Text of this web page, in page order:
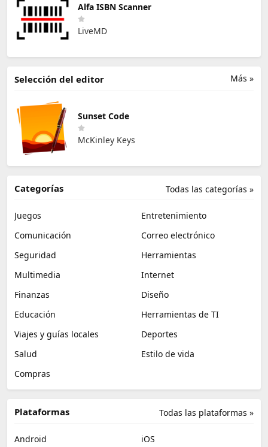
Alfa ISBN Scanner
LiveMD
Más »
Selección del editor
Sunset Code
McKinley Keys
Todas las categorías »
Categorías
Juegos
Entretenimiento
Comunicación
Correo electrónico
Seguridad
Herramientas
Multimedia
Internet
Finanzas
Diseño
Educación
Herramientas de TI
Viajes y guías locales
Deportes
Salud
Estilo de vida
Compras
Todas las plataformas »
Plataformas
Android
iOS